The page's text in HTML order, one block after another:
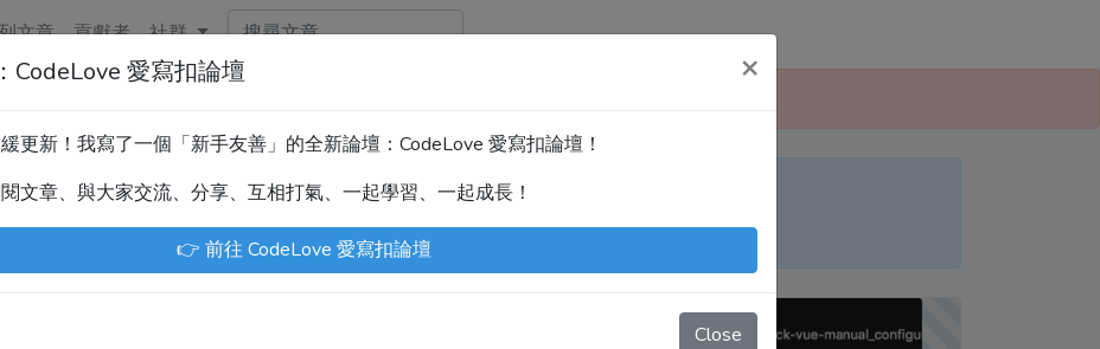
文章 貢獻者 社群
是讓工程師寫筆記、網誌的平台。歡迎您隨手紀錄、寫作，方便日後搜尋！
尤川豪
Enoxs chenjenping Kevin Hou JuenTingShie
CodeLove 愛寫扣論壇 ×
更新！我寫了一個「新手友善」的全新論壇：CodeLove 愛寫扣論壇！
文章、與大家交流、分享、互相打氣、一起學習、一起成長！
👉 前往 CodeLove 愛寫扣論壇
Close